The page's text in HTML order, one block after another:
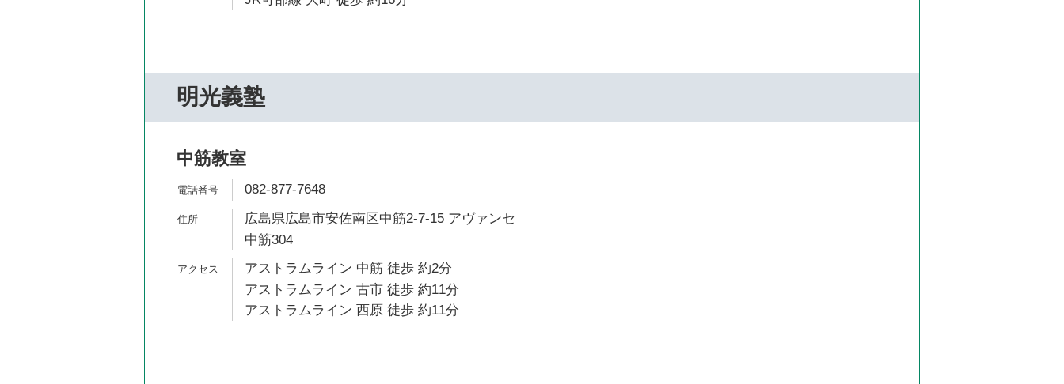
明光義塾
中筋教室
082-877-7648
広島県広島市安佐南区中筋2-7-15 アヴァンセ
中筋304
アストラムライン 中筋 徒歩 約2分
アストラムライン 古市 徒歩 約11分
アストラムライン 西原 徒歩 約11分